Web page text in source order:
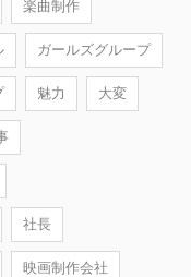
楽曲制作
ガールズグループ
魅力 大変
社長
映画制作会社